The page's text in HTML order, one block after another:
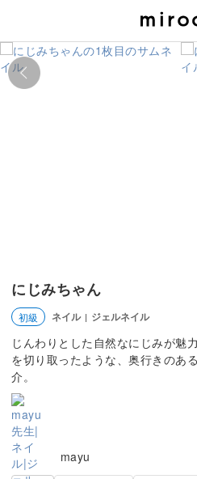
にじみちゃん
初級 ネイル | ジェルネイル
じんわりとした自然なにじみが魅
を切り取ったような、奥行きのあ
介。
mayu